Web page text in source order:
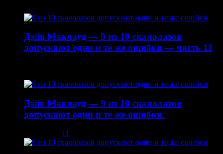
Дэйв Маклауд — 9 из 10 скалолазов
допускают одни и те же ошибки — часть 11
Дэйв Маклауд — 9 из 10 скалолазов
допускают одни и те же ошибки.
11